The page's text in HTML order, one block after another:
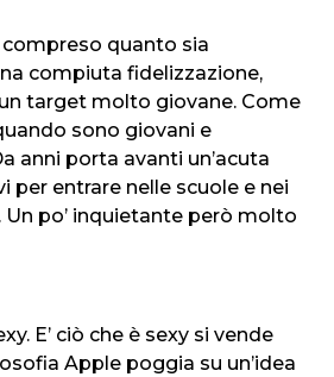
quanto sia
compiuta fidelizzazione,
target molto giovane. Come
sono giovani e
anni porta avanti un’acuta
per entrare nelle scuole e nei
Un po’ inquietante però molto
E’ ciò che è sexy si vende
Apple poggia su un’idea